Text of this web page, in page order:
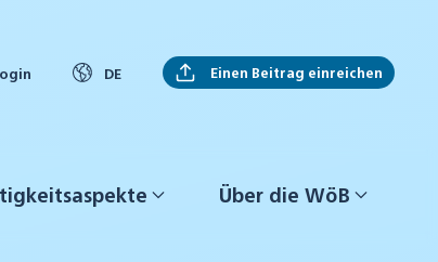
DE Einen Beitrag einreichen
Über die WöB